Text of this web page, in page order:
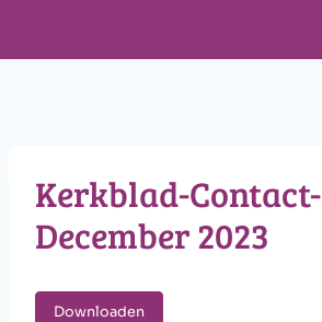
inhoud
Kerkblad-Contact-
December 2023
Downloaden